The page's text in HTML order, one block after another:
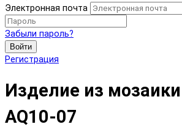
Электронная почта
Забыли пароль?
Войти
Регистрация
Изделие из
AQ10-07